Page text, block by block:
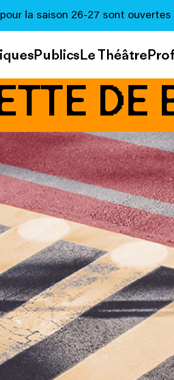
la saison 26-27 sont ouvertes
PublicsLe Théâtre
DE